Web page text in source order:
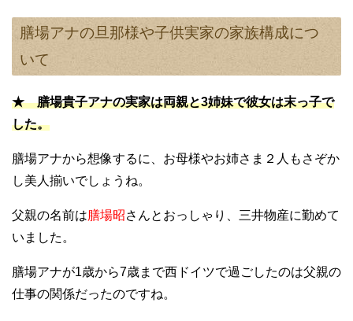
膳場アナの旦那様や子供実家の家族構成につ
いて
★ 膳場貴子アナの実家は両親と3姉妹で彼女は末っ子で
した。
膳場アナから想像するに、お母様やお姉さま２人もさぞか
し美人揃いでしょうね。
父親の名前は膳場昭さんとおっしゃり、三井物産に勤めて
いました。
膳場アナが1歳から7歳まで西ドイツで過ごしたのは父親の
仕事の関係だったのですね。